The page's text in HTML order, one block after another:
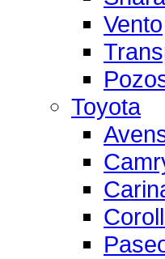
Vento
Toyota